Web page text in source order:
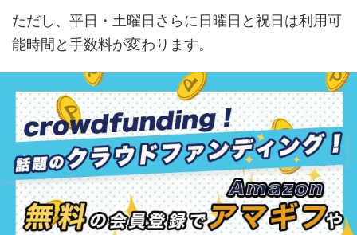
ただし、平日・土曜日さらに日曜日と祝日は利用可
能時間と手数料が変わります。